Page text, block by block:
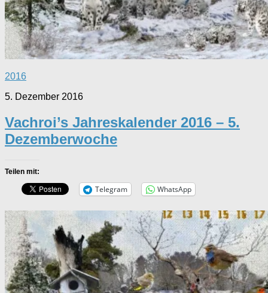
2016
5. Dezember 2016
Vachroi’s Jahreskalender 2016 – 5.
Dezemberwoche
Teilen mit:
Telegram WhatsApp